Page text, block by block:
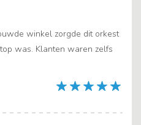
winkel zorgde dit orkest
was. Klanten waren zelfs